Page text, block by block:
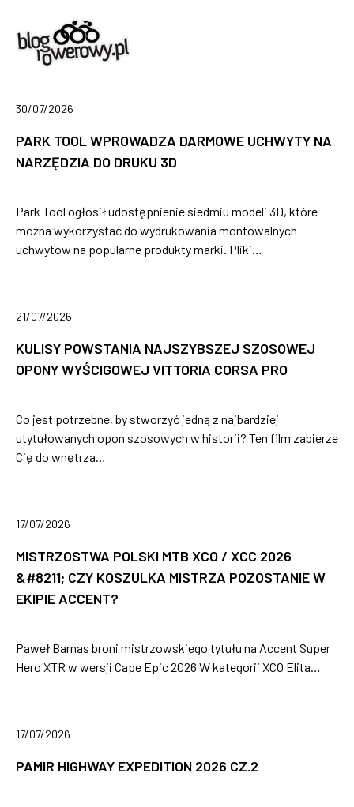
30/07/2026
PARK TOOL WPROWADZA DARMOWE UCHWYTY NA
NARZĘDZIA DO DRUKU 3D
Park Tool ogłosił udostępnienie siedmiu modeli 3D, które
można wykorzystać do wydrukowania montowalnych
uchwytów na popularne produkty marki. Pliki…
21/07/2026
KULISY POWSTANIA NAJSZYBSZEJ SZOSOWEJ
OPONY WYŚCIGOWEJ VITTORIA CORSA PRO
Co jest potrzebne, by stworzyć jedną z najbardziej
utytułowanych opon szosowych w historii? Ten film zabierze
Cię do wnętrza…
17/07/2026
MISTRZOSTWA POLSKI MTB XCO / XCC 2026
&#8211; CZY KOSZULKA MISTRZA POZOSTANIE W
EKIPIE ACCENT?
Paweł Barnas broni mistrzowskiego tytułu na Accent Super
Hero XTR w wersji Cape Epic 2026 W kategorii XCO Elita…
17/07/2026
PAMIR HIGHWAY EXPEDITION 2026 CZ.2